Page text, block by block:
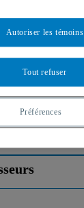
Tout refuser
Autoriser les témoins
Préférences